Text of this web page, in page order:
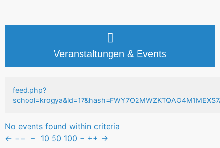
Veranstaltungen & Events
feed.php?
No events found within criteria
← −− − 10 50 100 + ++ →